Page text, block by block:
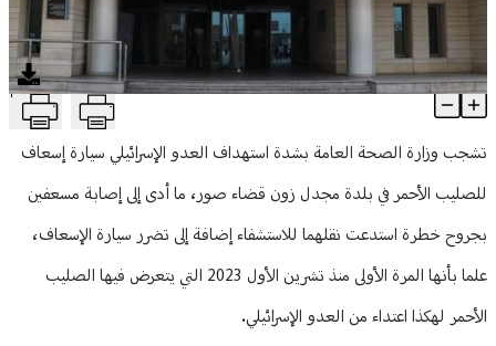
ثقافة ومجتمع
منوعات
"الصحة": لوضع حدّ لهذه الإستباحة للقانون الإنساني الدولي T
Article Content
تشجب وزارة الصحة العامة بشدة استهداف العدو الإسرائيلي سيارة إسعاف
للصليب الأحمر في بلدة مجدل زون قضاء صور، ما أدى إلى إصابة مسعفين
بجروح خطرة استدعت نقلهما للاستشفاء إضافة إلى تضرر سيارة الإسعاف،
علما بأنها المرة الأولى منذ تشرين الأول 2023 التي يتعرض فيها الصليب
الأحمر لهكذا اعتداء من العدو الإسرائيلي.